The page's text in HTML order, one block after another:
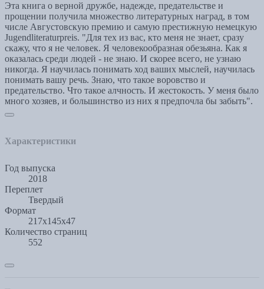
Эта книга о верной дружбе, надежде, предательстве и
прощении получила множество литературных наград, в том
числе Августовскую премию и самую престижную немецкую
Jugendliteraturpreis. "Для тех из вас, кто меня не знает, сразу
скажу, что я не человек. Я человекообразная обезьяна. Как я
оказалась среди людей - не знаю. И скорее всего, не узнаю
никогда. Я научилась понимать ход ваших мыслей, научилась
понимать вашу речь. Знаю, что такое воровство и
предательство. Что такое алчность. И жестокость. У меня было
много хозяев, и большинство из них я предпочла бы забыть".
Характеристики
Год выпуска
2018
Переплет
Твердый
Формат
217x145x47
Количество страниц
552